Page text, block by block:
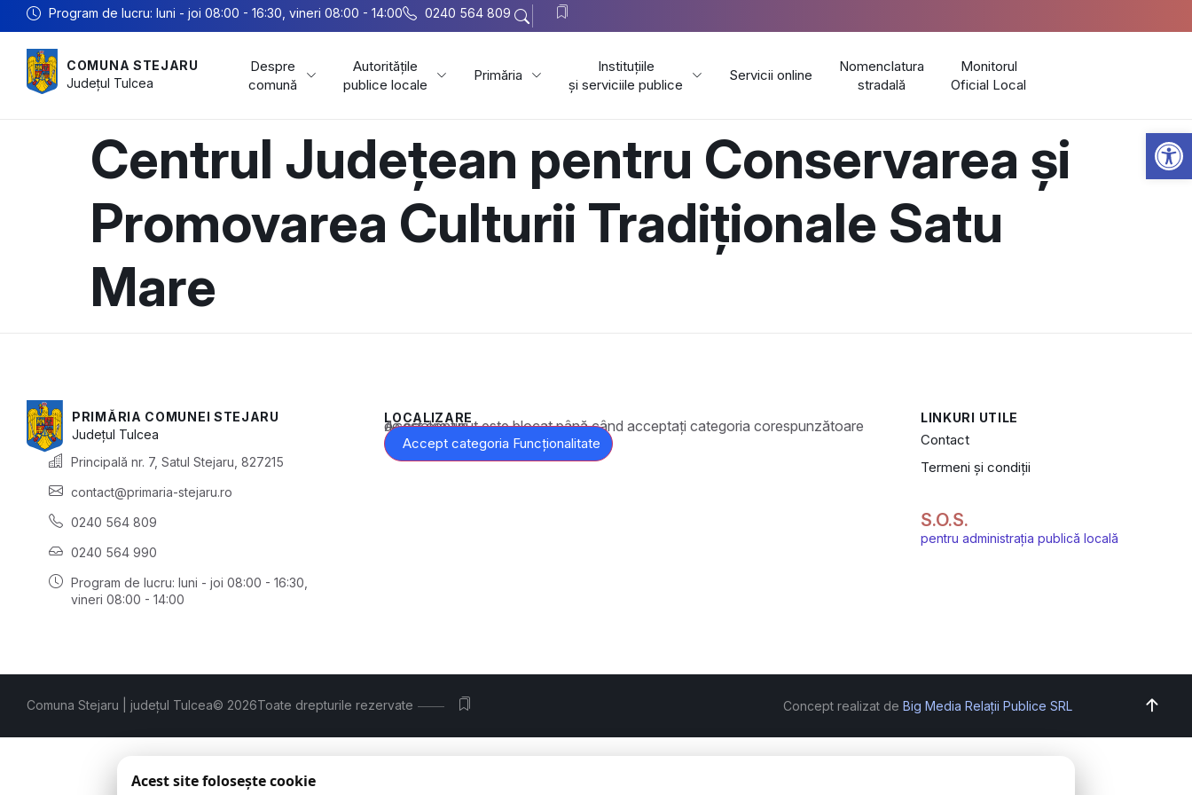
Program de lucru: luni - joi 08:00 - 16:30, vineri 08:00 - 14:00 0240 564 809
COMUNA STEJARU
Județul Tulcea
Despre
comună
Autoritățile
publice locale
Primăria
Instituțiile
și serviciile publice
Servicii online
Nomenclatura
stradală
Monitorul
Oficial Local
Centrul Județean pentru Conservarea și
Promovarea Culturii Tradiționale Satu
Mare
PRIMĂRIA COMUNEI STEJARU
Județul Tulcea
Principală nr. 7, Satul Stejaru, 827215
contact@primaria-stejaru.ro
0240 564 809
0240 564 990
Program de lucru: luni - joi 08:00 - 16:30,
vineri 08:00 - 14:00
LOCALIZARE
Acest conținut este blocat până când acceptați categoria corespunzătoare de cookie-uri.
Accept categoria Funcționalitate
LINKURI UTILE
Contact
Termeni și condiții
S.O.S.
pentru administrația publică locală
Comuna Stejaru | județul Tulcea© 2026Toate drepturile rezervate Concept realizat de Big Media Relații Publice SRL
Acest site folosește cookie